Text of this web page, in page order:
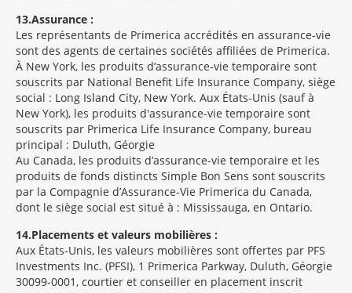
13 Assurance :
Les représentants de Primerica accrédités en assurance-vie
sont des agents de certaines sociétés affiliées de Primerica.
À New York, les produits d’assurance-vie temporaire sont
souscrits par National Benefit Life Insurance Company, siège
social : Long Island City, New York. Aux États-Unis (sauf à
New York), les produits d'assurance-vie temporaire sont
souscrits par Primerica Life Insurance Company, bureau
principal : Duluth, Géorgie
Au Canada, les produits d’assurance-vie temporaire et les
produits de fonds distincts Simple Bon Sens sont souscrits
par la Compagnie d’Assurance-Vie Primerica du Canada,
dont le siège social est situé à : Mississauga, en Ontario.
14 Placements et valeurs mobilières :
Aux États-Unis, les valeurs mobilières sont offertes par PFS
Investments Inc. (PFSI), 1 Primerica Parkway, Duluth, Géorgie
30099-0001, courtier et conseiller en placement inscrit